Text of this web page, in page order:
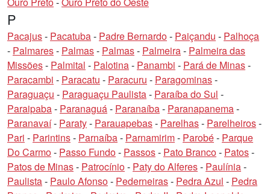
P
Pacajus- Pacatuba- Padre Bernardo- Paiçandu - Palhoça
- Palmares- Palmas- Palmas- Palmeira- Palmeira das
Missões- Palmital - Palotina- Panambi - Pará de Minas-
Paracambi - Paracatu - Paracuru - Paragominas-
Paraguaçu - Paraguaçu Paulista- Paraíba do Sul -
Paraipaba- Paranaguá- Paranaíba- Paranapanema-
Paranavaí- Paraty- Parauapebas- Parelhas- Parelheiros-
Pari - Parintins- Parnaíba- Parnamirim- Parobé- Parque
Do Carmo- Passo Fundo- Passos- Pato Branco- Patos-
Patos de Minas- Patrocínio- Paty do Alferes- Paulínia-
Paulista- Paulo Afonso- Pederneiras- Pedra Azul - Pedra